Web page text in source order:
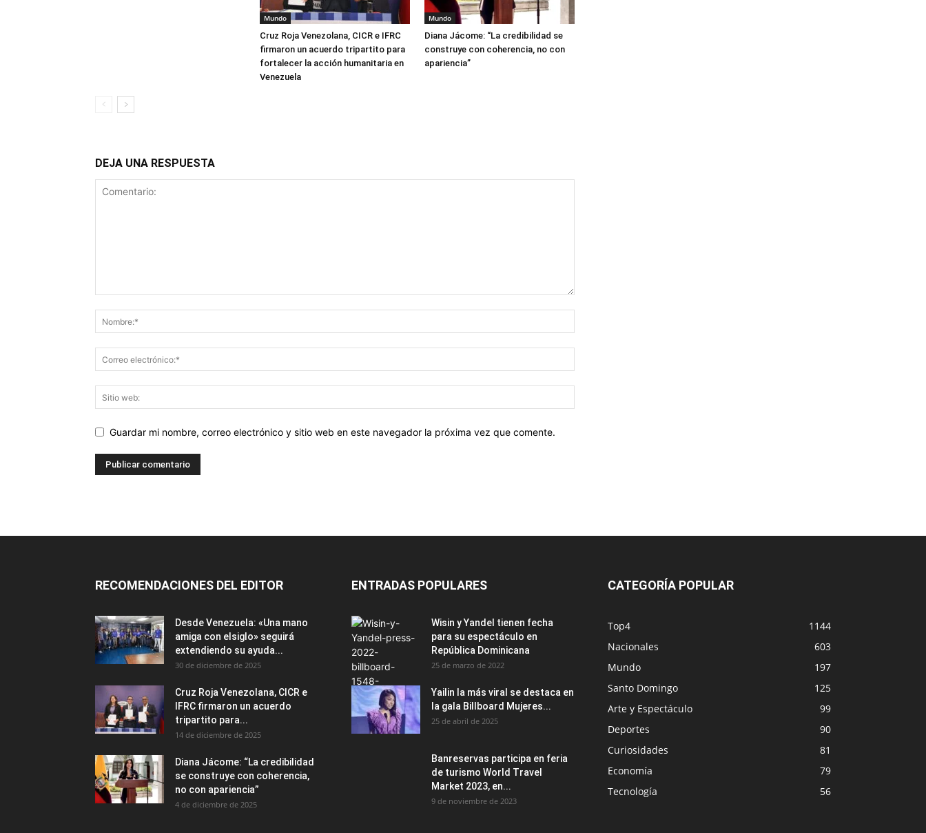
Mundo
Cruz Roja Venezolana, CICR e IFRC
firmaron un acuerdo tripartito para
fortalecer la acción humanitaria en
Venezuela
Mundo
Diana Jácome: “La credibilidad se
construye con coherencia, no con
apariencia”
DEJA UNA RESPUESTA
Guardar mi nombre, correo electrónico y sitio web en este navegador la próxima vez que comente.
RECOMENDACIONES DEL EDITOR
Desde Venezuela: «Una mano
amiga con elsiglo» seguirá
extendiendo su ayuda...
30 de diciembre de 2025
Cruz Roja Venezolana, CICR e
IFRC firmaron un acuerdo
tripartito para...
14 de diciembre de 2025
Diana Jácome: “La credibilidad
se construye con coherencia,
no con apariencia”
4 de diciembre de 2025
ENTRADAS POPULARES
Wisin y Yandel tienen fecha
para su espectáculo en
República Dominicana
25 de marzo de 2022
Yailin la más viral se destaca en
la gala Billboard Mujeres...
25 de abril de 2025
Banreservas participa en feria
de turismo World Travel
Market 2023, en...
9 de noviembre de 2023
CATEGORÍA POPULAR
Top4
1144
Nacionales
603
Mundo
197
Santo Domingo
125
Arte y Espectáculo
99
Deportes
90
Curiosidades
81
Economía
79
Tecnología
56